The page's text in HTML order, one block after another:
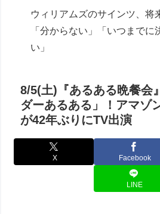
ウィリアムズのサインツ、将
「分からない」「いつまでに
い」
8/5(土)『あるある晩餐会
ダーあるある」！アマゾ
が42年ぶりにTV出演
X Facebook
LINE